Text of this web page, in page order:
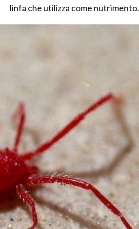
linfa che utilizza come nutrimento.